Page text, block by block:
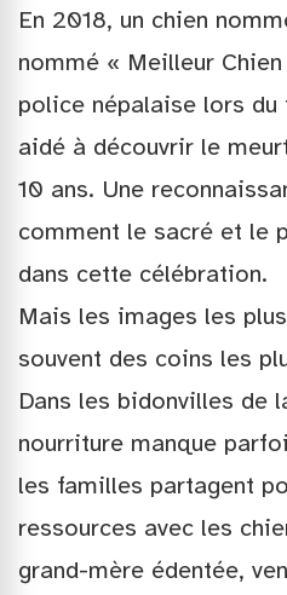
En 2018, un chien
nommé « Meilleur
police népalaise lors
aidé à découvrir le
10 ans. Une
comment le sacré et le
dans cette célébration.
Mais les images les
souvent des coins les
Dans les bidonvilles de
nourriture manque
les familles partagent
ressources avec les
grand-mère édentée,